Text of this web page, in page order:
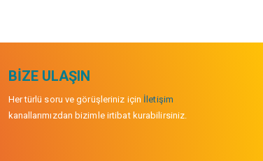
BIZE ULAŞIN
Her türlü soru ve görüşleriniz için İletişim
kanallarımızdan bizimle irtibat kurabilirsiniz.